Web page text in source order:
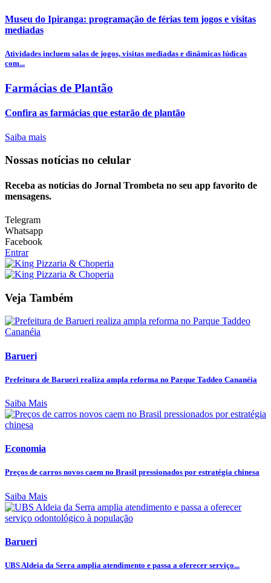
Museu do Ipiranga: programação de férias tem jogos e visitas
mediadas
Atividades incluem salas de jogos, visitas mediadas e dinâmicas lúdicas
com...
Farmácias de Plantão
Confira as farmácias que estarão de plantão
Saiba mais
Nossas notícias no celular
Receba as notícias do Jornal Trombeta no seu app favorito de
mensagens.
Telegram
Whatsapp
Facebook
Entrar
Veja Também
Barueri
Prefeitura de Barueri realiza ampla reforma no Parque Taddeo Cananéia
Saiba Mais
Economia
Preços de carros novos caem no Brasil pressionados por estratégia chinesa
Saiba Mais
Barueri
UBS Aldeia da Serra amplia atendimento e passa a oferecer serviço...